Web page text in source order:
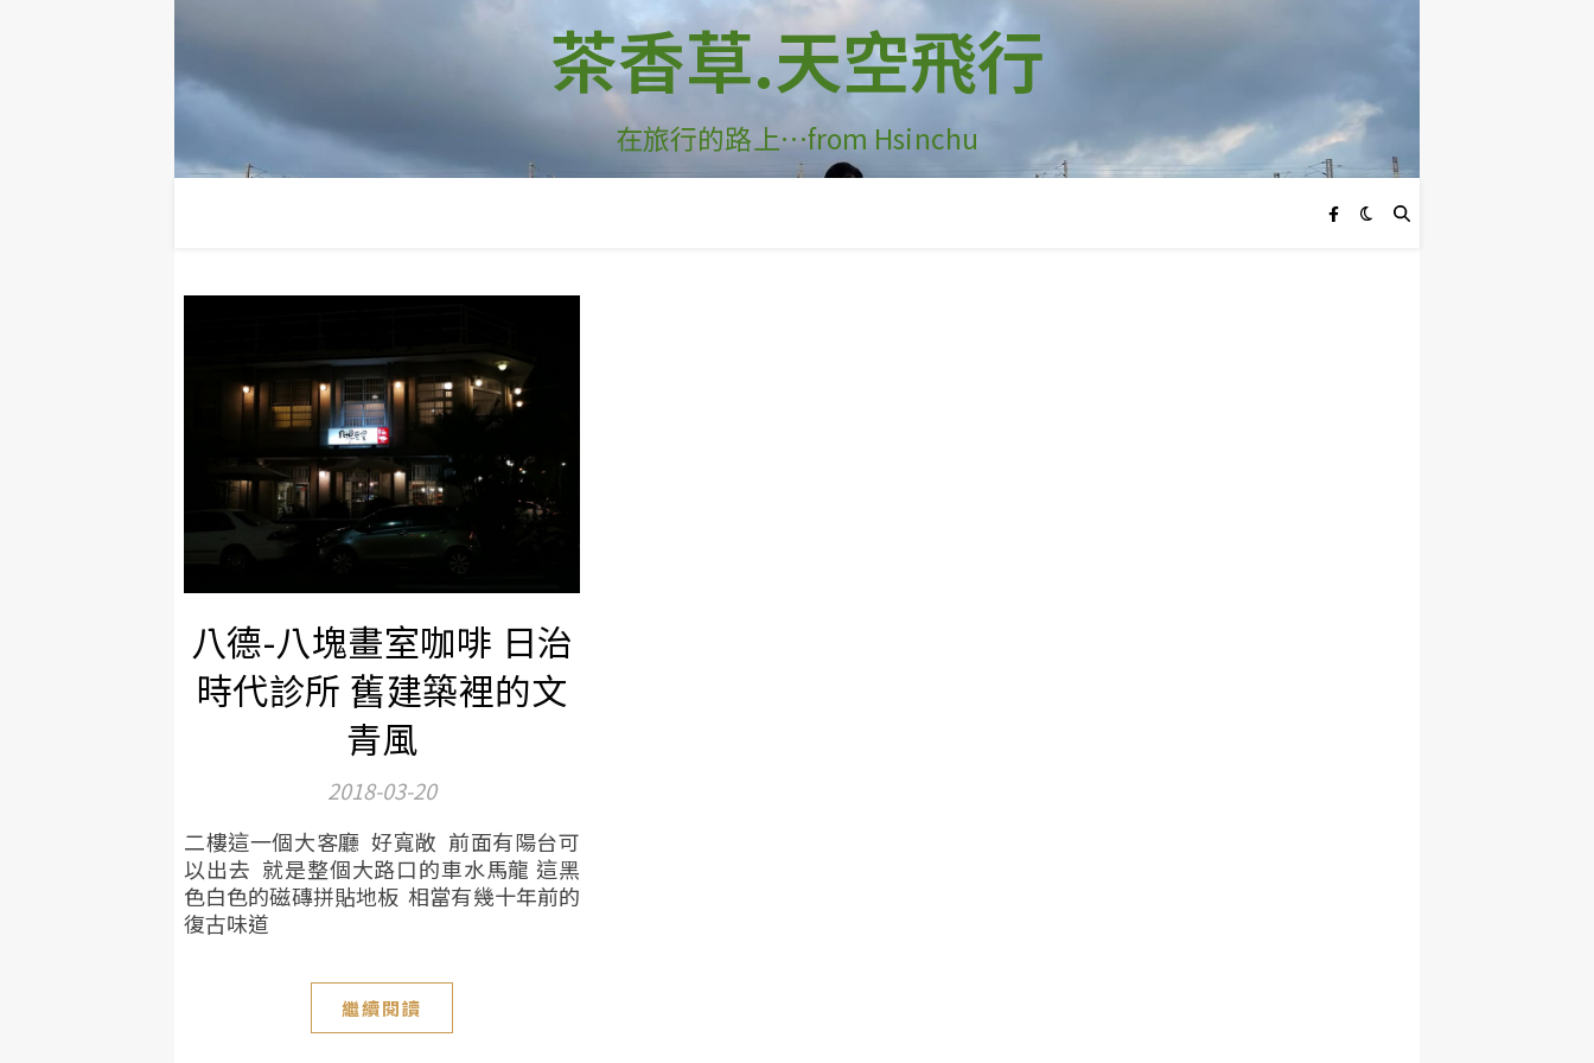
茶香草.天空飛行
在旅行的路上…from Hsinchu
八德-八塊畫室咖啡 日治
時代診所 舊建築裡的文
青風
2018-03-20
二樓這一個大客廳 好寬敞 前面有陽台可
以出去 就是整個大路口的車水馬龍 這黑
色白色的磁磚拼貼地板 相當有幾十年前的
復古味道
繼續閱讀